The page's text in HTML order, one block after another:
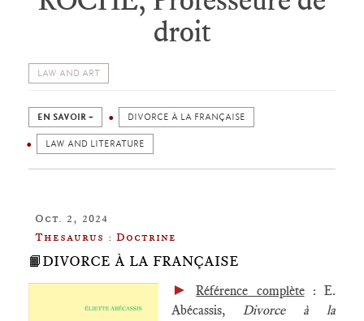
droit
LAW AND ART
EN SAVOIR + DIVORCE À LA FRANÇAISE
LAW AND LITERATURE
Oct. 2, 2024
Thesaurus : Doctrine
📙DIVORCE À LA FRANÇAISE
►Référence complète: E.
Abécassis, Divorce à la